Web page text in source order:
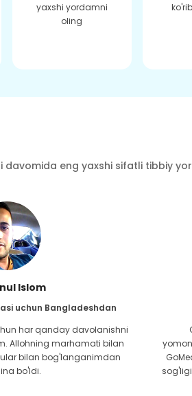
yaxshi yordamni
oling
eng yaxshi sifatli tibbiy
Islom
uchun Bangladeshdan
har qanday davolanishni
Allohning marhamati bilan
bilan bog'langanimdan
bo'ldi.